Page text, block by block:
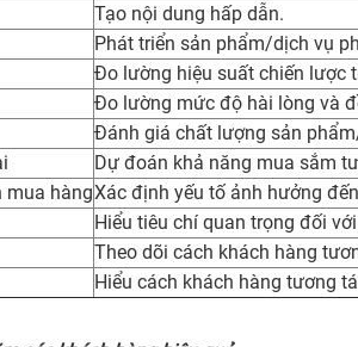
Tạo nội dung hấp dẫn.
Phát triển sản phẩm/dịch vụ
Đo lường hiệu suất chiến lược
Đo lường mức độ hài lòng và
Đánh giá chất lượng sản
Dự đoán khả năng mua sắm
mua hàngXác định yếu tố ảnh hưởng
Hiểu tiêu chí quan trọng đối
Theo dõi cách khách hàng
Hiểu cách khách hàng tương